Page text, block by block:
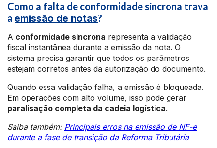
Como a falta de conformidade síncrona trava
a emissão de notas?
A conformidade síncrona representa a validação
fiscal instantânea durante a emissão da nota. O
sistema precisa garantir que todos os parâmetros
estejam corretos antes da autorização do documento.
Quando essa validação falha, a emissão é bloqueada.
Em operações com alto volume, isso pode gerar
paralisação completa da cadeia logística.
Saiba também: Principais erros na emissão de NF-e
durante a fase de transição da Reforma Tributária